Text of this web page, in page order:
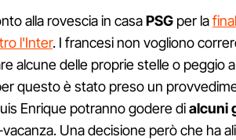
alla rovescia in casaPSG per la
l'Inter. I francesi non vogliono
alcune delle proprie stelle o peggio
questo è stato preso un
Enrique potranno godere dialcuni
Una decisione però che ha